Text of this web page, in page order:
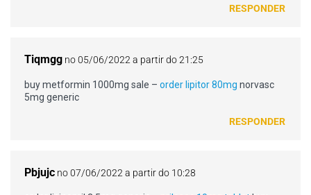
RESPONDER
Tiqmgg no 05/06/2022 a partir do 21:25
buy metformin 1000mg sale – order lipitor 80mg norvasc
5mg generic
RESPONDER
Pbjujc no 07/06/2022 a partir do 10:28